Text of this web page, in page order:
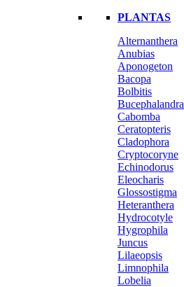
PLANTAS
Alternanthera
Anubias
Aponogeton
Bacopa
Bolbitis
Bucephalandra
Cabomba
Ceratopteris
Cladophora
Cryptocoryne
Echinodorus
Eleocharis
Glossostigma
Heteranthera
Hydrocotyle
Hygrophila
Juncus
Lilaeopsis
Limnophila
Lobelia